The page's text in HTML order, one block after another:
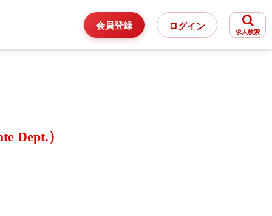
会員登録 ログイン
求人検索
Dept.）